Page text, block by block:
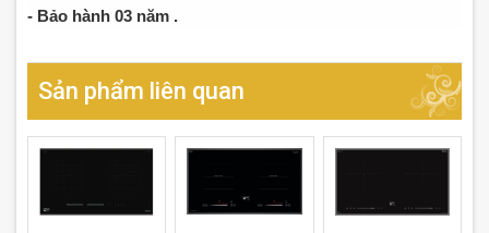
- Bảo hành 03 năm .
Sản phẩm liên quan